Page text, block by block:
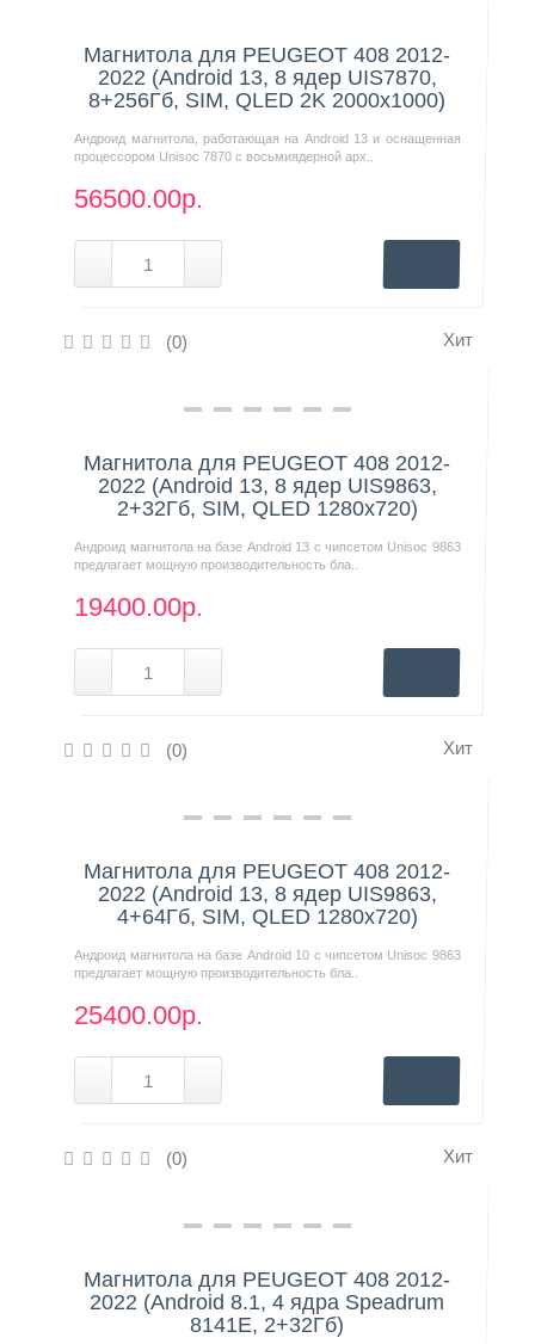
Магнитола для PEUGEOT 408 2012-
2022 (Android 13, 8 ядер UIS7870,
8+256Гб, SIM, QLED 2K 2000x1000)
Андроид магнитола, работающая на Android 13 и оснащенная
процессором Unisoc 7870 с восьмиядерной арх..
56500.00р.
(0) Хит
Нашли дешевле?
Магнитола для PEUGEOT 408 2012-
2022 (Android 13, 8 ядер UIS9863,
2+32Гб, SIM, QLED 1280x720)
Андроид магнитола на базе Android 13 с чипсетом Unisoc 9863
предлагает мощную производительность бла..
19400.00р.
(0) Хит
Нашли дешевле?
Магнитола для PEUGEOT 408 2012-
2022 (Android 13, 8 ядер UIS9863,
4+64Гб, SIM, QLED 1280x720)
Андроид магнитола на базе Android 10 с чипсетом Unisoc 9863
предлагает мощную производительность бла..
25400.00р.
(0) Хит
Нашли дешевле?
Магнитола для PEUGEOT 408 2012-
2022 (Android 8.1, 4 ядра Speadrum
8141E, 2+32Гб)